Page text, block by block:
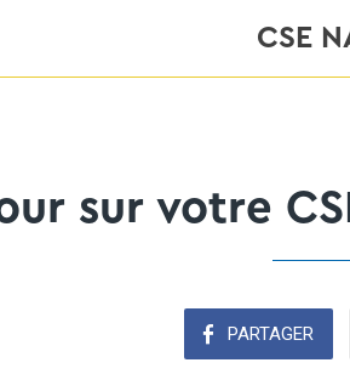
CSE
sur votre
PARTAGER